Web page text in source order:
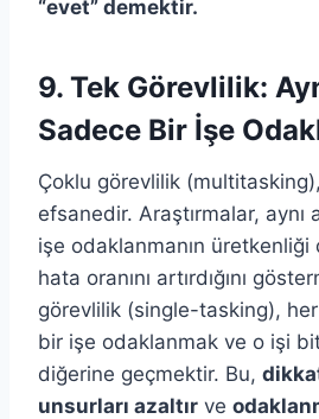
“evet” demektir.
9. Tek Görevlilik:
Sadece Bir İşe
Çoklu görevlilik
efsanedir. Araştırmalar,
işe odaklanmanın
hata oranını artırdığını
görevlilik (single-tasking),
bir işe odaklanmak ve o işi
diğerine geçmektir. Bu,
unsurları azaltır ve